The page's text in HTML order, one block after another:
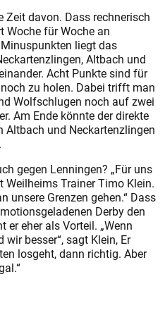
davon. Dass rechnerisch
Woche für Woche an
liegt das
Altbach und
Acht Punkte sind für
zu holen. Dabei trifft man
Wolfschlugen noch auf zwei
Am Ende könnte der direkte
Altbach und Neckartenzlingen
gegen Lenningen? „Für uns
Weilheims Trainer Timo Klein.
unsere Grenzen gehen.“ Dass
Derby den
er eher als Vorteil. „Wenn
besser“, sagt Klein, Er
losgeht, dann richtig. Aber